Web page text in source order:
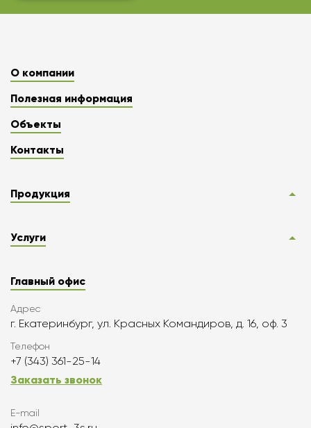
О компании
Полезная информация
Объекты
Контакты
Продукция
Услуги
Главный офис
Адрес
г. Екатеринбург, ул. Красных Командиров, д. 16, оф. 3
Телефон
+7 (343) 361-25-14
Заказать звонок
E-mail